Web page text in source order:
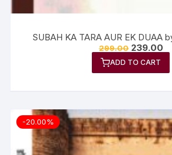
SUBAH KA TARA AUR EK DUAA
299.00 239.00
ADD TO CART
-20.00%